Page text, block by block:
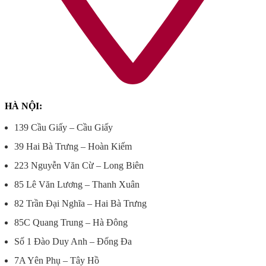
HÀ NỘI:
139 Cầu Giấy – Cầu Giấy
39 Hai Bà Trưng – Hoàn Kiếm
223 Nguyễn Văn Cừ – Long Biên
85 Lê Văn Lương – Thanh Xuân
82 Trần Đại Nghĩa – Hai Bà Trưng
85C Quang Trung – Hà Đông
Số 1 Đào Duy Anh – Đống Đa
7A Yên Phụ – Tây Hồ